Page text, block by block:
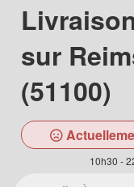
sur
(51100)
10h30 -